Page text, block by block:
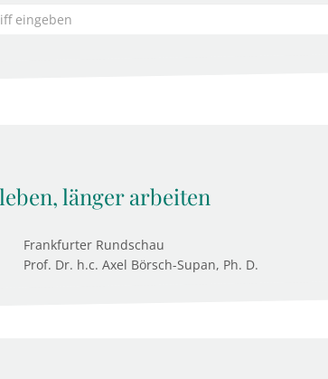
länger arbeiten
Frankfurter Rundschau
Prof. Dr. h.c. Axel Börsch-Supan, Ph. D.